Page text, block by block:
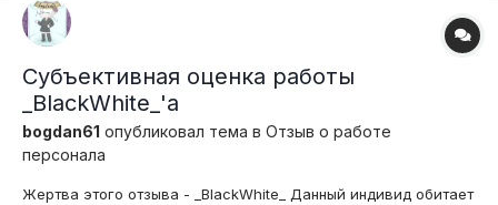
Субъективная оценка работы
_BlackWhite_'a
bogdan61 опубликовал тема в Отзыв о работе
персонала
Жертва этого отзыва - _BlackWhite_ Данный индивид обитает